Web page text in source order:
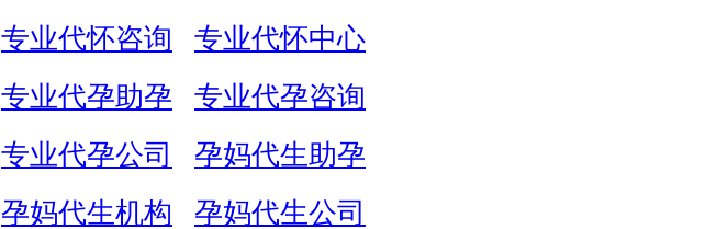
专业代怀咨询
专业代怀中心
专业代孕助孕
专业代孕咨询
专业代孕公司
孕妈代生助孕
孕妈代生机构
孕妈代生公司